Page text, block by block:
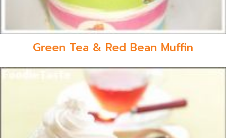
Green Tea & Red Bean Muffin